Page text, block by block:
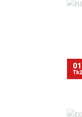
01
Th2